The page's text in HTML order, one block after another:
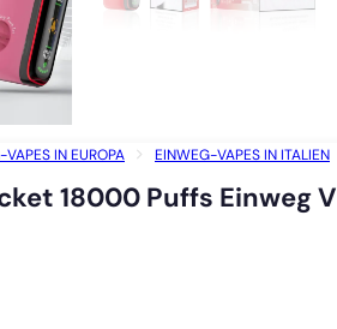
IN EUROPA EINWEG-VAPES IN ITALIEN
18000 Puffs Einweg